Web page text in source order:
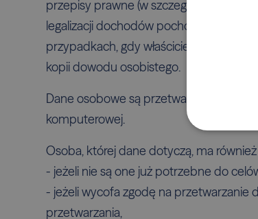
przepisy prawne (w szczególności
legalizacji dochodów pochodzących z
przypadkach, gdy właściciel
kopii dowodu osobistego.
Dane osobowe są przetwarzane
komputerowej.
Osoba, której dane dotyczą, ma
- jeżeli nie są one już potrzebne do
- jeżeli wycofa zgodę na
przetwarzania,